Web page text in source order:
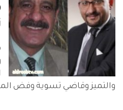
والتميز وقاضي تسوية وفض